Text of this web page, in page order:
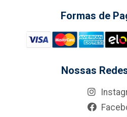
Formas de
Nossas